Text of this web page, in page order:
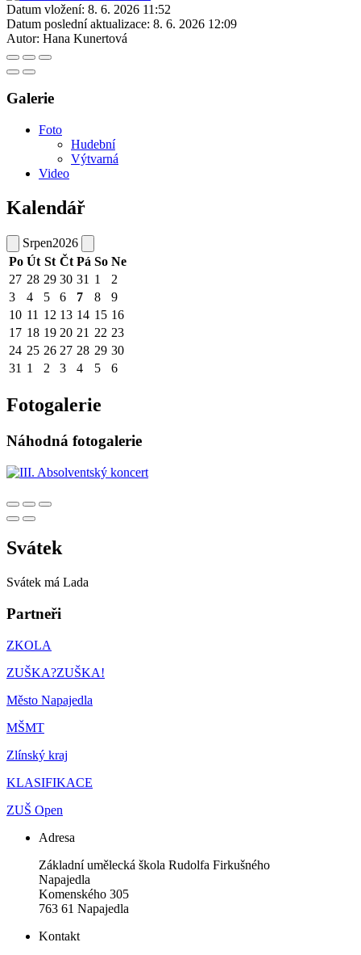
Datum vložení: 8. 6. 2026 11:52
Datum poslední aktualizace: 8. 6. 2026 12:09
Autor: Hana Kunertová
Galerie
Foto
Hudební
Výtvarná
Video
Kalendář
Srpen2026
Po Út St Čt Pá So Ne
27 28 29 30 31 1
2
3
4 5 6 7 8
9
10 11 12 13 14 15 16
17 18 19 20 21 22 23
24 25 26 27 28 29 30
31 1 2 3 4 5 6
Fotogalerie
Náhodná fotogalerie
Svátek
Svátek má Lada
Partneři
ZKOLA
ZUŠKA?ZUŠKA!
Město Napajedla
MŠMT
Zlínský kraj
KLASIFIKACE
ZUŠ Open
Adresa
Základní umělecká škola Rudolfa Firkušného
Napajedla
Komenského 305
763 61 Napajedla
Kontakt